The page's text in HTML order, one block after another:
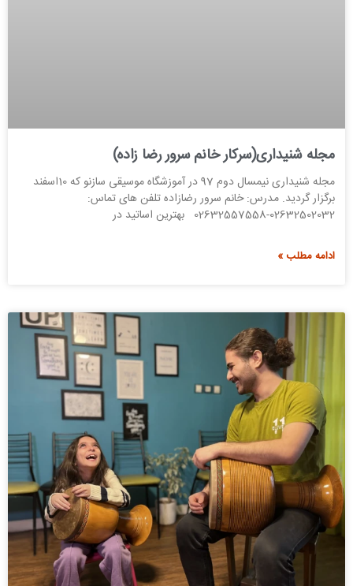
مجله شنیداری(سرکار خانم سرور رضا زاده)
مجله شنیداری نیمسال دوم 97 در آموزشگاه موسیقی سازنو که 10اسفند
برگزار گردید. مدرس: خانم سرور رضازاده تلفن های تماس:
02632502032-02632557558 بهترین اساتید در
ادامه مطلب »